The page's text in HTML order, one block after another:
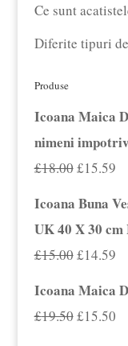
Ce sunt
Diferite tipuri
Produse
Icoana Maica
nimeni
£18.00Prețul
£15.59
Icoana Buna
UK 40 X 30 cm
£15.00Prețul
£14.59
Icoana Maica
£19.50Prețul
£15.50